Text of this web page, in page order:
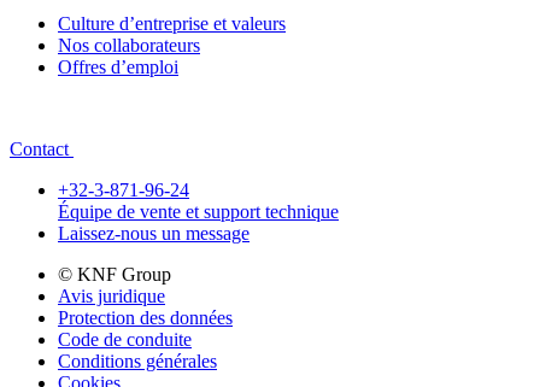
Culture d’entreprise et valeurs
Nos collaborateurs
Offres d’emploi
Contact
+32-3-871-96-24
Équipe de vente et support technique
Laissez-nous un message
© KNF Group
Avis juridique
Protection des données
Code de conduite
Conditions générales
Cookies